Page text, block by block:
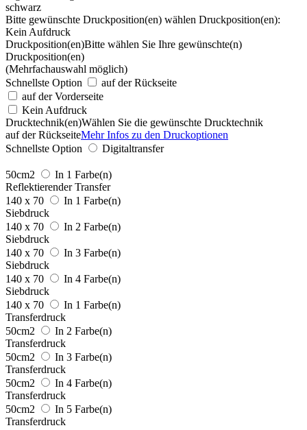
schwarz
Bitte gewünschte Druckposition(en) wählen Druckposition(en):
Kein Aufdruck
Druckposition(en)Bitte wählen Sie Ihre gewünschte(n)
Druckposition(en)
(Mehrfachauswahl möglich)
Schnellste Option
auf der Rückseite
auf der Vorderseite
Kein Aufdruck
Drucktechnik(en)Wählen Sie die gewünschte Drucktechnik
auf der RückseiteMehr Infos zu den Druckoptionen
Schnellste Option
Digitaltransfer
50cm2
In 1 Farbe(n)
Reflektierender Transfer
140 x 70
In 1 Farbe(n)
Siebdruck
140 x 70
In 2 Farbe(n)
Siebdruck
140 x 70
In 3 Farbe(n)
Siebdruck
140 x 70
In 4 Farbe(n)
Siebdruck
140 x 70
In 1 Farbe(n)
Transferdruck
50cm2
In 2 Farbe(n)
Transferdruck
50cm2
In 3 Farbe(n)
Transferdruck
50cm2
In 4 Farbe(n)
Transferdruck
50cm2
In 5 Farbe(n)
Transferdruck